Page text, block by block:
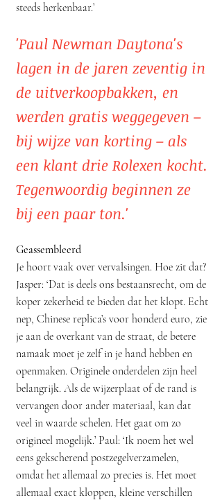
steeds herkenbaar.’
'Paul Newman Daytona's
lagen in de jaren zeventig in
de uitverkoopbakken, en
werden gratis weggegeven –
bij wijze van korting – als
een klant drie Rolexen kocht.
Tegenwoordig beginnen ze
bij een paar ton.'
Geassembleerd
Je hoort vaak over vervalsingen. Hoe zit dat?
Jasper: ‘Dat is deels ons bestaansrecht, om de
koper zekerheid te bieden dat het klopt. Echt
nep, Chinese replica’s voor honderd euro, zie
je aan de overkant van de straat, de betere
namaak moet je zelf in je hand hebben en
openmaken. Originele onderdelen zijn heel
belangrijk. Als de wijzerplaat of de rand is
vervangen door ander materiaal, kan dat
veel in waarde schelen. Het gaat om zo
origineel mogelijk.’ Paul: ‘Ik noem het wel
eens gekscherend postzegelverzamelen,
omdat het allemaal zo precies is. Het moet
allemaal exact kloppen, kleine verschillen